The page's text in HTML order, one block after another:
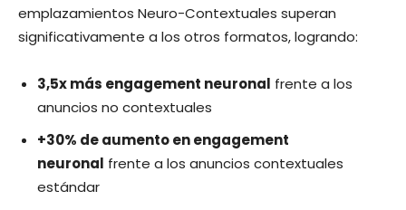
emplazamientos Neuro-Contextuales superan
significativamente a los otros formatos, logrando:
3,5x más engagement neuronal frente a los
anuncios no contextuales
+30% de aumento en engagement
neuronal frente a los anuncios contextuales
estándar